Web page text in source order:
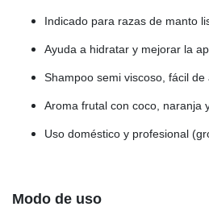
Indicado para razas de manto
Ayuda a hidratar y mejorar la
Shampoo semi viscoso, fácil de
Aroma frutal con coco, naranja
Uso doméstico y profesional
Modo de uso